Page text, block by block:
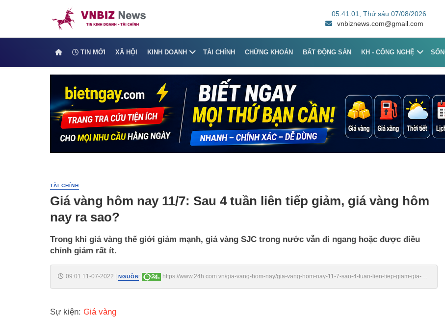
05:41:01
, Thứ sáu 07/08/2026
vnbiznews.com@gmail.com
TIN MỚI XÃ HỘI KINH DOANH TÀI CHÍNH CHỨNG KHOÁN BẤT ĐỘNG SẢN KH - CÔNG NGHỆ
TÀI CHÍNH
Giá vàng hôm nay 11/7: Sau 4 tuần liên tiếp giảm, giá vàng hôm
nay ra sao?
Trong khi giá vàng thế giới giảm mạnh, giá vàng SJC trong nước vẫn đi ngang hoặc được điều
chỉnh giảm rất ít.
09:01 11-07-2022 | NGUỒN:
https://www.24h.com.vn/gia-vang-hom-nay/gia-vang-hom-nay-11-7-sau-4-tuan-lien-tiep-giam-gia-
Sự kiện: Giá vàng